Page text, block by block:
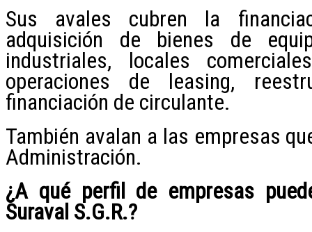
Sus avales cubren la
adquisición de bienes de
industriales, locales
operaciones de leasing,
financiación de circulante.
También avalan a las empresas
Administración.
¿A qué perfil de empresas
Suraval S.G.R.?